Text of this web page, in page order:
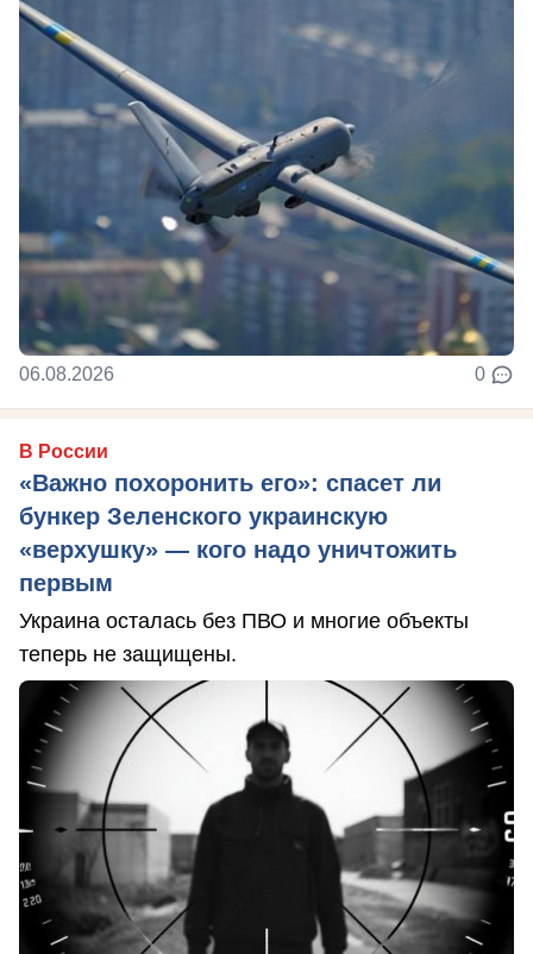
06.08.2026 0
В России
«Важно похоронить его»: спасет ли
бункер Зеленского украинскую
«верхушку» — кого надо уничтожить
первым
Украина осталась без ПВО и многие объекты
теперь не защищены.